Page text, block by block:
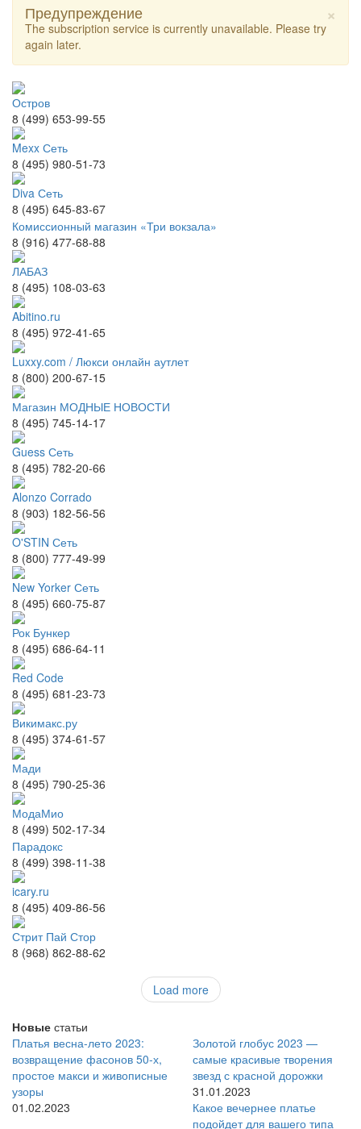
×
Предупреждение
The subscription service is currently unavailable. Please try
again later.
Остров
8 (499) 653-99-55
Mexx Сеть
8 (495) 980-51-73
Diva Сеть
8 (495) 645-83-67
Комиссионный магазин «Три вокзала»
8 (916) 477-68-88
ЛАБАЗ
8 (495) 108-03-63
Abitino.ru
8 (495) 972-41-65
Luxxy.com / Люкси онлайн аутлет
8 (800) 200-67-15
Магазин МОДНЫЕ НОВОСТИ
8 (495) 745-14-17
Guess Сеть
8 (495) 782-20-66
Alonzo Corrado
8 (903) 182-56-56
O'STIN Сеть
8 (800) 777-49-99
New Yorker Сеть
8 (495) 660-75-87
Рок Бункер
8 (495) 686-64-11
Red Code
8 (495) 681-23-73
Викимакс.ру
8 (495) 374-61-57
Мади
8 (495) 790-25-36
МодаМио
8 (499) 502-17-34
Парадокс
8 (499) 398-11-38
icary.ru
8 (495) 409-86-56
Стрит Пай Стор
8 (968) 862-88-62
Load more
Новые статьи
Платья весна-лето 2023:
возвращение фасонов 50-х,
простое макси и живописные
узоры
01.02.2023
Золотой глобус 2023 —
самые красивые творения
звезд с красной дорожки
31.01.2023
Какое вечернее платье
подойдет для вашего типа